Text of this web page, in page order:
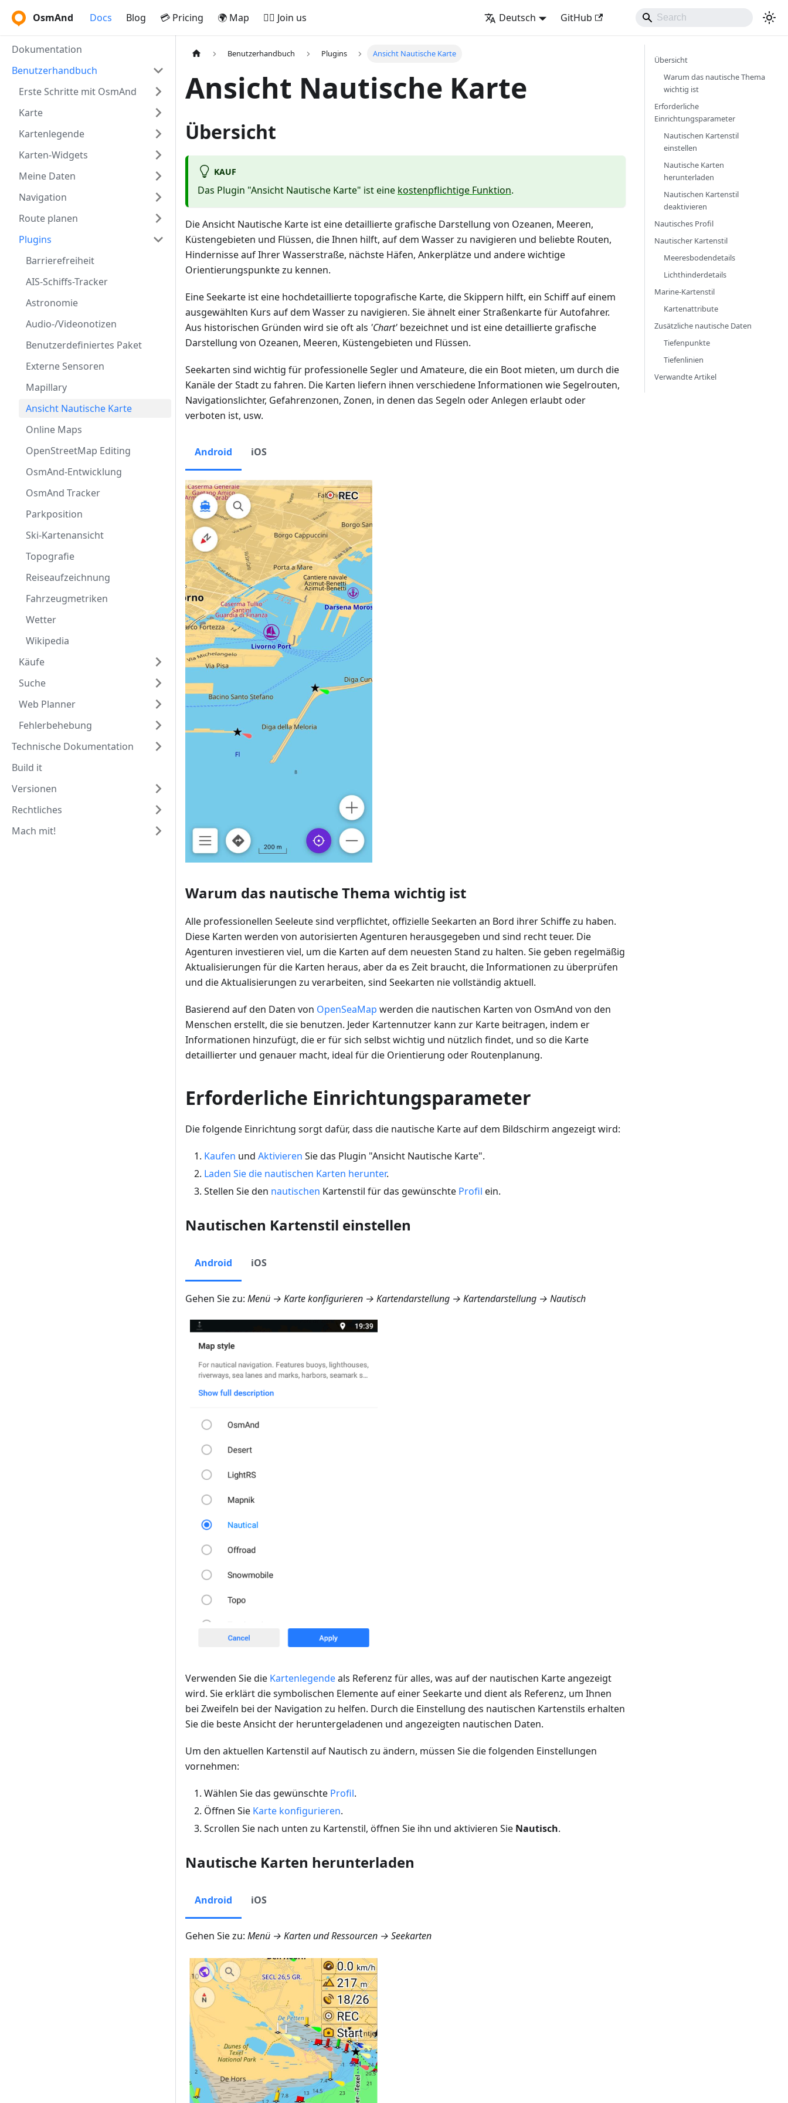
OsmAnd Docs Blog 💳 Pricing 🌍 Map 🚵‍♂️ Join us Deutsch GitHub
Dokumentation
Benutzerhandbuch
Erste Schritte mit OsmAnd
Karte
Kartenlegende
Karten-Widgets
Meine Daten
Navigation
Route planen
Plugins
Barrierefreiheit
AIS-Schiffs-Tracker
Astronomie
Audio-/Videonotizen
Benutzerdefiniertes Paket
Externe Sensoren
Mapillary
Ansicht Nautische Karte
Online Maps
OpenStreetMap Editing
OsmAnd-Entwicklung
OsmAnd Tracker
Parkposition
Ski-Kartenansicht
Topografie
Reiseaufzeichnung
Fahrzeugmetriken
Wetter
Wikipedia
Käufe
Suche
Web Planner
Fehlerbehebung
Technische Dokumentation
Build it
Versionen
Rechtliches
Mach mit!
Benutzerhandbuch Plugins Ansicht Nautische Karte
Ansicht Nautische Karte
Übersicht
KAUF
Das Plugin "Ansicht Nautische Karte" ist eine kostenpflichtige Funktion.
Die Ansicht Nautische Karte ist eine detaillierte grafische Darstellung von Ozeanen, Meeren,
Küstengebieten und Flüssen, die Ihnen hilft, auf dem Wasser zu navigieren und beliebte Routen,
Hindernisse auf Ihrer Wasserstraße, nächste Häfen, Ankerplätze und andere wichtige
Orientierungspunkte zu kennen.
Eine Seekarte ist eine hochdetaillierte topografische Karte, die Skippern hilft, ein Schiff auf einem
ausgewählten Kurs auf dem Wasser zu navigieren. Sie ähnelt einer Straßenkarte für Autofahrer.
Aus historischen Gründen wird sie oft als 'Chart' bezeichnet und ist eine detaillierte grafische
Darstellung von Ozeanen, Meeren, Küstengebieten und Flüssen.
Seekarten sind wichtig für professionelle Segler und Amateure, die ein Boot mieten, um durch die
Kanäle der Stadt zu fahren. Die Karten liefern ihnen verschiedene Informationen wie Segelrouten,
Navigationslichter, Gefahrenzonen, Zonen, in denen das Segeln oder Anlegen erlaubt oder
verboten ist, usw.
Android iOS
Warum das nautische Thema wichtig ist
Alle professionellen Seeleute sind verpflichtet, offizielle Seekarten an Bord ihrer Schiffe zu haben.
Diese Karten werden von autorisierten Agenturen herausgegeben und sind recht teuer. Die
Agenturen investieren viel, um die Karten auf dem neuesten Stand zu halten. Sie geben regelmäßig
Aktualisierungen für die Karten heraus, aber da es Zeit braucht, die Informationen zu überprüfen
und die Aktualisierungen zu verarbeiten, sind Seekarten nie vollständig aktuell.
Basierend auf den Daten von OpenSeaMap werden die nautischen Karten von OsmAnd von den
Menschen erstellt, die sie benutzen. Jeder Kartennutzer kann zur Karte beitragen, indem er
Informationen hinzufügt, die er für sich selbst wichtig und nützlich findet, und so die Karte
detaillierter und genauer macht, ideal für die Orientierung oder Routenplanung.
Erforderliche Einrichtungsparameter
Die folgende Einrichtung sorgt dafür, dass die nautische Karte auf dem Bildschirm angezeigt wird:
Kaufen und Aktivieren Sie das Plugin "Ansicht Nautische Karte".
Laden Sie die nautischen Karten herunter.
Stellen Sie den nautischen Kartenstil für das gewünschte Profil ein.
Nautischen Kartenstil einstellen
Android iOS
Gehen Sie zu: Menü → Karte konfigurieren → Kartendarstellung → Kartendarstellung → Nautisch
Verwenden Sie die Kartenlegendeals Referenz für alles, was auf der nautischen Karte angezeigt
wird. Sie erklärt die symbolischen Elemente auf einer Seekarte und dient als Referenz, um Ihnen
bei Zweifeln bei der Navigation zu helfen. Durch die Einstellung des nautischen Kartenstils erhalten
Sie die beste Ansicht der heruntergeladenen und angezeigten nautischen Daten.
Um den aktuellen Kartenstil auf Nautisch zu ändern, müssen Sie die folgenden Einstellungen
vornehmen:
Wählen Sie das gewünschte Profil.
Öffnen Sie Karte konfigurieren.
Scrollen Sie nach unten zu Kartenstil, öffnen Sie ihn und aktivieren Sie Nautisch.
Nautische Karten herunterladen
Android iOS
Gehen Sie zu: Menü → Karten und Ressourcen → Seekarten
Übersicht
Warum das nautische Thema
wichtig ist
Erforderliche
Einrichtungsparameter
Nautischen Kartenstil
einstellen
Nautische Karten
herunterladen
Nautischen Kartenstil
deaktivieren
Nautisches Profil
Nautischer Kartenstil
Meeresbodendetails
Lichthinderdetails
Marine-Kartenstil
Kartenattribute
Zusätzliche nautische Daten
Tiefenpunkte
Tiefenlinien
Verwandte Artikel